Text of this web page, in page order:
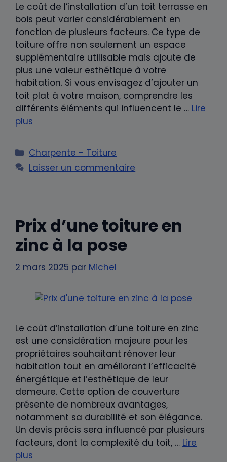
Le coût de l’installation d’un toit terrasse en
bois peut varier considérablement en
fonction de plusieurs facteurs. Ce type de
toiture offre non seulement un espace
supplémentaire utilisable mais ajoute de
plus une valeur esthétique à votre
habitation. Si vous envisagez d’ajouter un
toit plat à votre maison, comprendre les
différents éléments qui influencent le … Lire
plus
Catégories
Charpente - Toiture
Laisser un commentaire
Prix d’une toiture en
zinc à la pose
2 mars 2025 par Michel
Le coût d’installation d’une toiture en zinc
est une considération majeure pour les
propriétaires souhaitant rénover leur
habitation tout en améliorant l’efficacité
énergétique et l’esthétique de leur
demeure. Cette option de couverture
présente de nombreux avantages,
notamment sa durabilité et son élégance.
Un devis précis sera influencé par plusieurs
facteurs, dont la complexité du toit, … Lire
plus